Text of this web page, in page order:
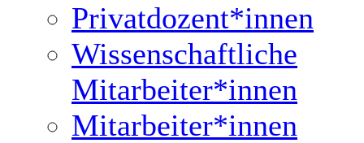
Privatdozent*innen
Wissenschaftliche
Mitarbeiter*innen
Mitarbeiter*innen